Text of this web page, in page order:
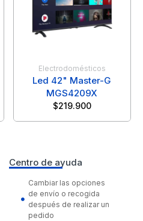
Electrodomésticos
Led 42" Master-G
MGS4209X
$219.900
Centro de ayuda
Cambiar las opciones
de envío o recogida
después de realizar un
pedido